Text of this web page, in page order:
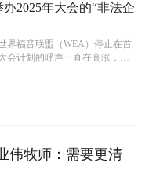
办2025年大会的“非法企
界福音联盟（WEA）停止在首
会计划的呼声一直在高涨，韩
伟牧师：需要更清